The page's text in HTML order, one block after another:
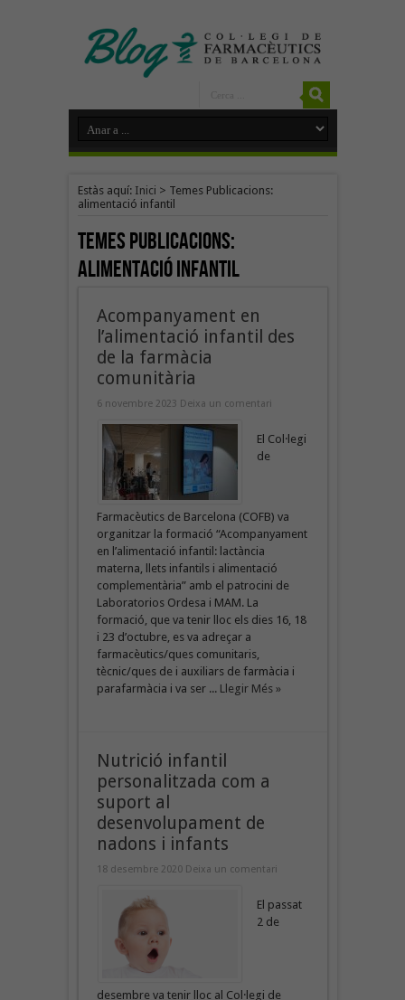
Estàs aquí: Inici > Temes Publicacions:
alimentació infantil
Temes Publicacions:
alimentació infantil
Acompanyament en
l’alimentació infantil des
de la farmàcia
comunitària
6 novembre 2023 Deixa un comentari
El Col·legi
de
Farmacèutics de Barcelona (COFB) va
organitzar la formació “Acompanyament
en l’alimentació infantil: lactància
materna, llets infantils i alimentació
complementària” amb el patrocini de
Laboratorios Ordesa i MAM. La
formació, que va tenir lloc els dies 16, 18
i 23 d’octubre, es va adreçar a
farmacèutics/ques comunitaris,
tècnic/ques de i auxiliars de farmàcia i
parafarmàcia i va ser ... Llegir Més »
Nutrició infantil
personalitzada com a
suport al
desenvolupament de
nadons i infants
18 desembre 2020 Deixa un comentari
El passat
2 de
desembre va tenir lloc al Col·legi de